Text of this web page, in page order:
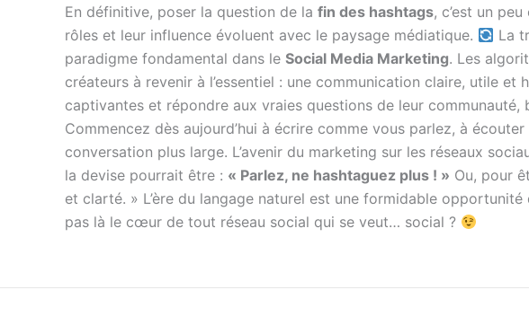
En définitive, poser la question de la fin des hashtags, c’est un
rôles et leur influence évoluent avec le paysage médiatique.
La
paradigme fondamental dans le Social Media Marketing. Les
créateurs à revenir à l’essentiel : une communication claire, utile et
captivantes et répondre aux vraies questions de leur
Commencez dès aujourd’hui à écrire comme vous parlez, à
conversation plus large. L’avenir du marketing sur les réseaux
la devise pourrait être : « Parlez, ne hashtaguez plus ! » Ou, pour
et clarté. » L’ère du langage naturel est une formidable
pas là le cœur de tout réseau social qui se veut… social ?